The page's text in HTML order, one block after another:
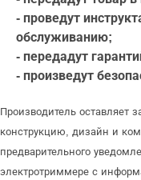
- проведут
обслуживанию;
- передадут
- произведут
Производитель оставляет
конструкцию, дизайн и
предварительного
электротриммере с